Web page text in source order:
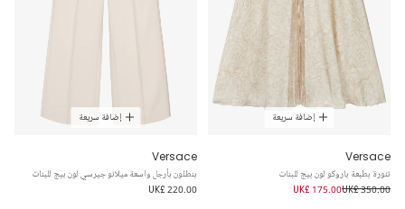
إضافة سريعة
Versace
تنورة بطبعة باروكو لون بيج للبنات
UK£ 350.00
UK£ 175.00
إضافة سريعة
Versace
بنطلون بأرجل واسعة ميلانو جيرسي لون بيج للبنات
UK£ 220.00